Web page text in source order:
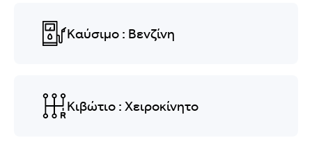
Καύσιμο : Βενζίνη
Κιβώτιο : Χειροκίνητο